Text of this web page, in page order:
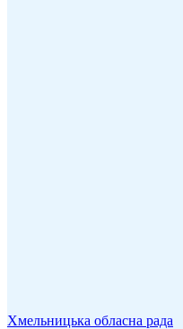
Хмельницька обласна рада